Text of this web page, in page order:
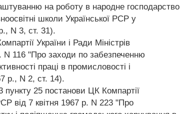
на роботу в народне господарство
школи Української РСР у
N 3, ст. 31).
України і Ради Міністрів
116 "Про заходи по забезпеченню
праці в промисловості і
р., N 2, ст. 14).
пункту 25 постанови ЦК Компартії
від 7 квітня 1967 р. N 223 "Про